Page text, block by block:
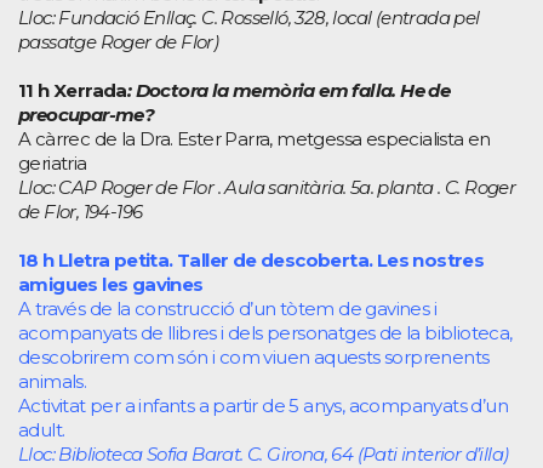
Lloc: Fundació Enllaç. C. Rosselló, 328, local (entrada pel
passatge Roger de Flor)
11 h Xerrada: Doctora la memòria em falla. He de
preocupar-me?
A càrrec de la Dra. Ester Parra, metgessa especialista en
geriatria
Lloc: CAP Roger de Flor . Aula sanitària. 5a. planta . C. Roger
de Flor, 194-196
18 h Lletra petita. Taller de descoberta. Les nostres
amigues les gavines
A través de la construcció d’un tòtem de gavines i
acompanyats de llibres i dels personatges de la biblioteca,
descobrirem com són i com viuen aquests sorprenents
animals.
Activitat per a infants a partir de 5 anys, acompanyats d’un
adult.
Lloc: Biblioteca Sofia Barat. C. Girona, 64 (Pati interior d’illa)